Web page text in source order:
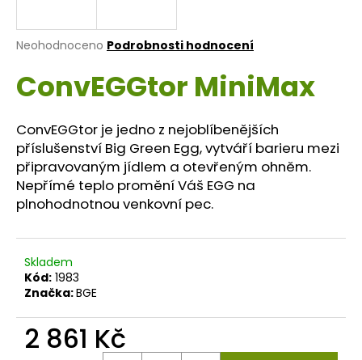
Průměrné
produktu
je
z
5
hvězdiček.
Neohodnoceno Podrobnosti hodnocení
ConvEGGtor MiniMax
ConvEGGtor je jedno z nejoblíbenějších
příslušenství Big Green Egg, vytváří barieru mezi
připravovaným jídlem a otevřeným ohněm.
Nepřímé teplo promění Váš EGG na
plnohodnotnou venkovní pec.
Skladem
Kód: 1983
Značka:BGE
2 861 Kč
j
t
?
HLEDAT
D
o
p
o
u